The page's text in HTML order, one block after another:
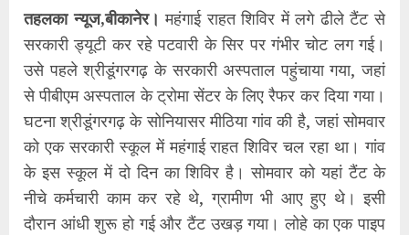
तहलका न्यूज,बीकानेर। महंगाई राहत शिविर में लगे ढीले टैंट से
सरकारी ड्यूटी कर रहे पटवारी के सिर पर गंभीर चोट लग गई।
उसे पहले श्रीडूंगरगढ़ के सरकारी अस्पताल पहुंचाया गया, जहां
से पीबीएम अस्पताल के ट्रोमा सेंटर के लिए रैफर कर दिया गया।
घटना श्रीडूंगरगढ़ के सोनियासर मीठिया गांव की है, जहां सोमवार
को एक सरकारी स्कूल में महंगाई राहत शिविर चल रहा था। गांव
के इस स्कूल में दो दिन का शिविर है। सोमवार को यहां टैंट के
नीचे कर्मचारी काम कर रहे थे, ग्रामीण भी आए हुए थे। इसी
दौरान आंधी शुरू हो गई और टैंट उखड़ गया। लोहे का एक पाइप